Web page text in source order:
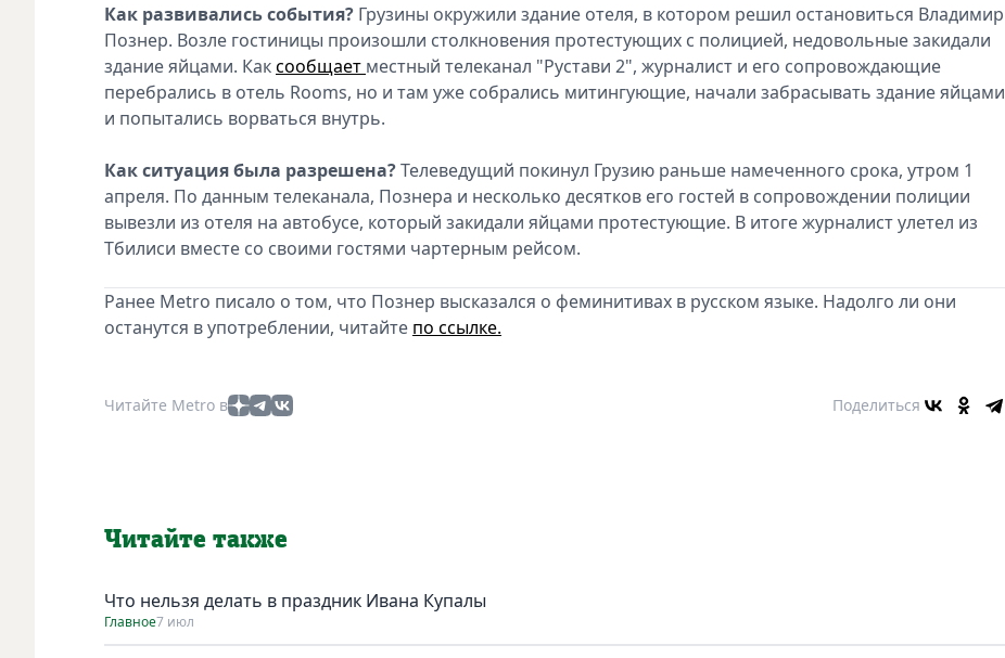
Как развивались события? Грузины окружили здание отеля, в котором решил остановиться Владимир
Познер. Возле гостиницы произошли столкновения протестующих с полицией, недовольные закидали
здание яйцами. Каксообщает местный телеканал "Рустави 2", журналист и его сопровождающие
перебрались в отель Rooms, но и там уже собрались митингующие, начали забрасывать здание яйцами
и попытались ворваться внутрь.
Как ситуация была разрешена?Телеведущий покинул Грузию раньше намеченного срока, утром 1
апреля. По данным телеканала, Познера и несколько десятков его гостей в сопровождении полиции
вывезли из отеля на автобусе, который закидали яйцами протестующие. В итоге журналист улетел из
Тбилиси вместе со своими гостями чартерным рейсом.
Ранее Metro писало о том, что Познер высказался о феминитивах в русском языке. Надолго ли они
останутся в употреблении, читайте по ссылке.
Читайте Metro в Поделиться
Читайте также
Что нельзя делать в праздник Ивана Купалы
Главное7 июл